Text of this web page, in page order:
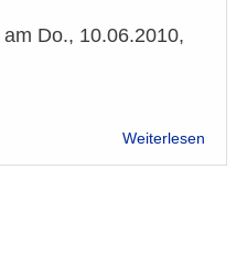
am Do., 10.06.2010,
Weiterlesen